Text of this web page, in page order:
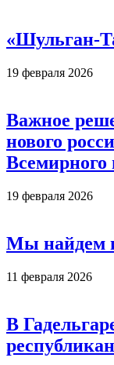
«Шульган-
19 февраля 2026
Важное
нового
Всемирного
19 февраля 2026
Мы найдем
11 февраля 2026
В